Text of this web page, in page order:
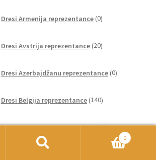
Dresi Armenija reprezentance 0izdelkov
Dresi Avstrija reprezentance 20izdelkov
Dresi Azerbajdžanu reprezentance 0izdelkov
Dresi Belgija reprezentance 140izdelkov
Dresi Belorusijo reprezentance 0 izdelkov
0